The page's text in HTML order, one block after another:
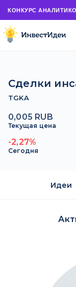
КОНКУРС
Сделки
TGKA
0,005 RUB
Текущая цена
-2,27%
Сегодня
Идеи